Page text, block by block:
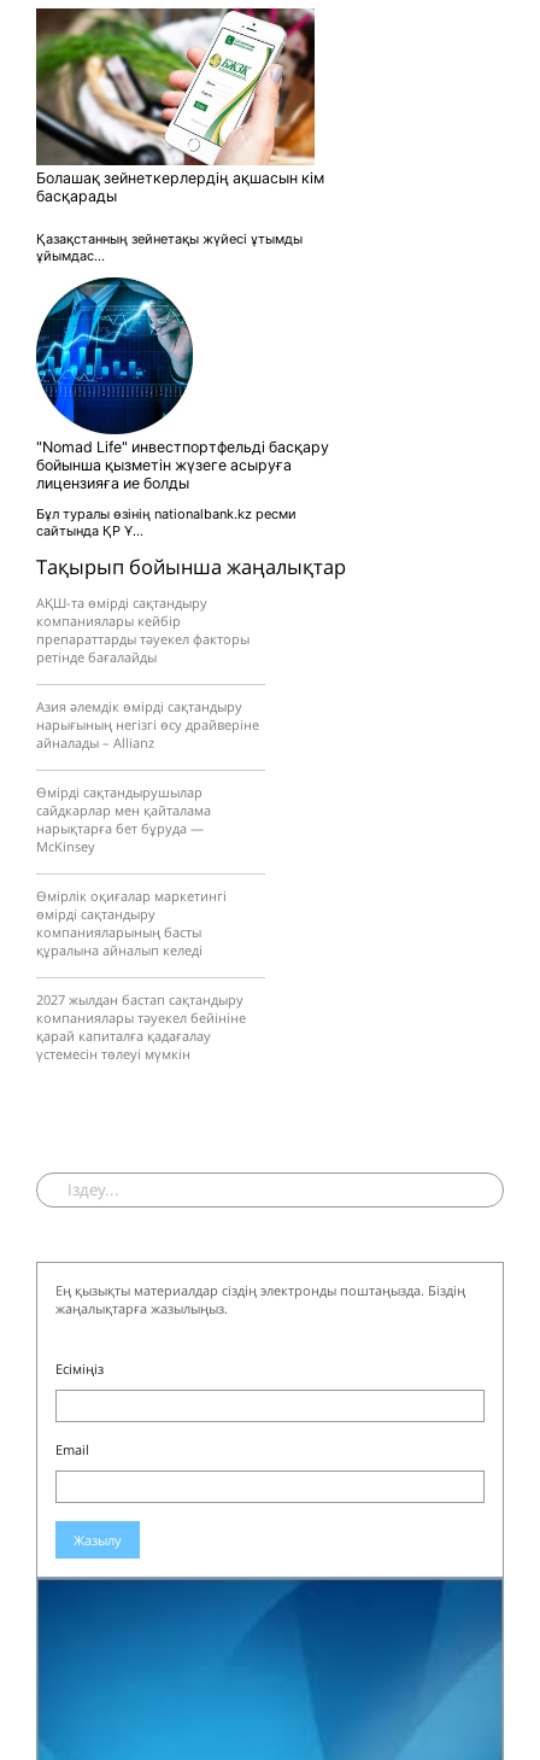
Тақырып бойынша жаңалықтар
АҚШ-та өмірді сақтандыру
компаниялары кейбір
препараттарды тәуекел факторы
ретінде бағалайды
Азия әлемдік өмірді сақтандыру
нарығының негізгі өсу драйверіне
айналады – Allianz
Өмірді сақтандырушылар
сайдкарлар мен қайталама
нарықтарға бет бұруда —
McKinsey
Өмірлік оқиғалар маркетингі
өмірді сақтандыру
компанияларының басты
құралына айналып келеді
2027 жылдан бастап сақтандыру
компаниялары тәуекел бейініне
қарай капиталға қадағалау
үстемесін төлеуі мүмкін
Болашақ зейнеткерлердің ақшасын кім
басқарады
Қазақстанның зейнетақы жүйесі ұтымды
ұйымдас...
"Nomad Life" инвестпортфельді басқару
бойынша қызметін жүзеге асыруға
лицензияға ие болды
Бұл туралы өзінің nationalbank.kz ресми
сайтында ҚР Ұ...
Ең қызықты материалдар сіздің электронды поштаңызда. Біздің
жаңалықтарға жазылыңыз.
Есіміңіз
Email
Жазылу